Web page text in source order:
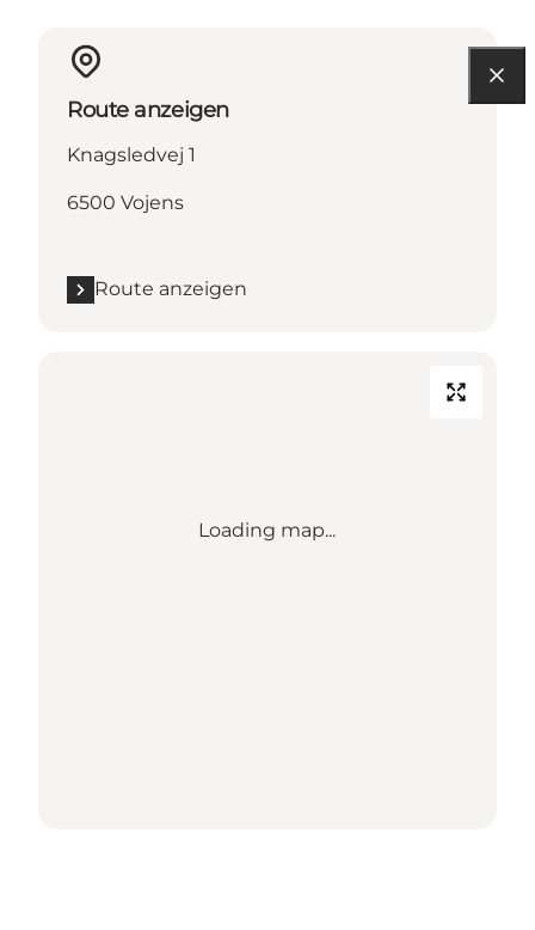
Route anzeigen
Knagsledvej 1
6500 Vojens
Route anzeigen
Loading map...